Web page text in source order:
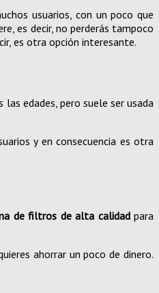
usuarios, con un poco que
es decir, no perderás tampoco
es otra opción interesante.
edades, pero suele ser usada
y en consecuencia es otra
de filtros de alta calidadpara
ahorrar un poco de dinero.